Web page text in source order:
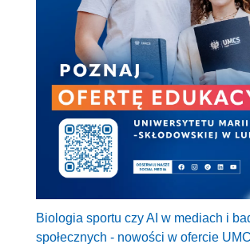
Biologia sportu czy AI w mediach i
społecznych - nowości w ofercie